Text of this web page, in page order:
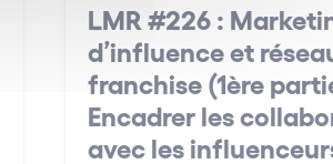
LMR #226 :
d’influence et
franchise (1ère
Encadrer les
avec les